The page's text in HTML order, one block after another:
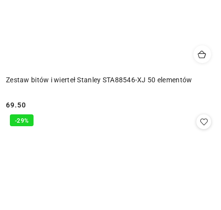
Zestaw bitów i wierteł Stanley STA88546-XJ 50 elementów
Cena:
69.50
-29%